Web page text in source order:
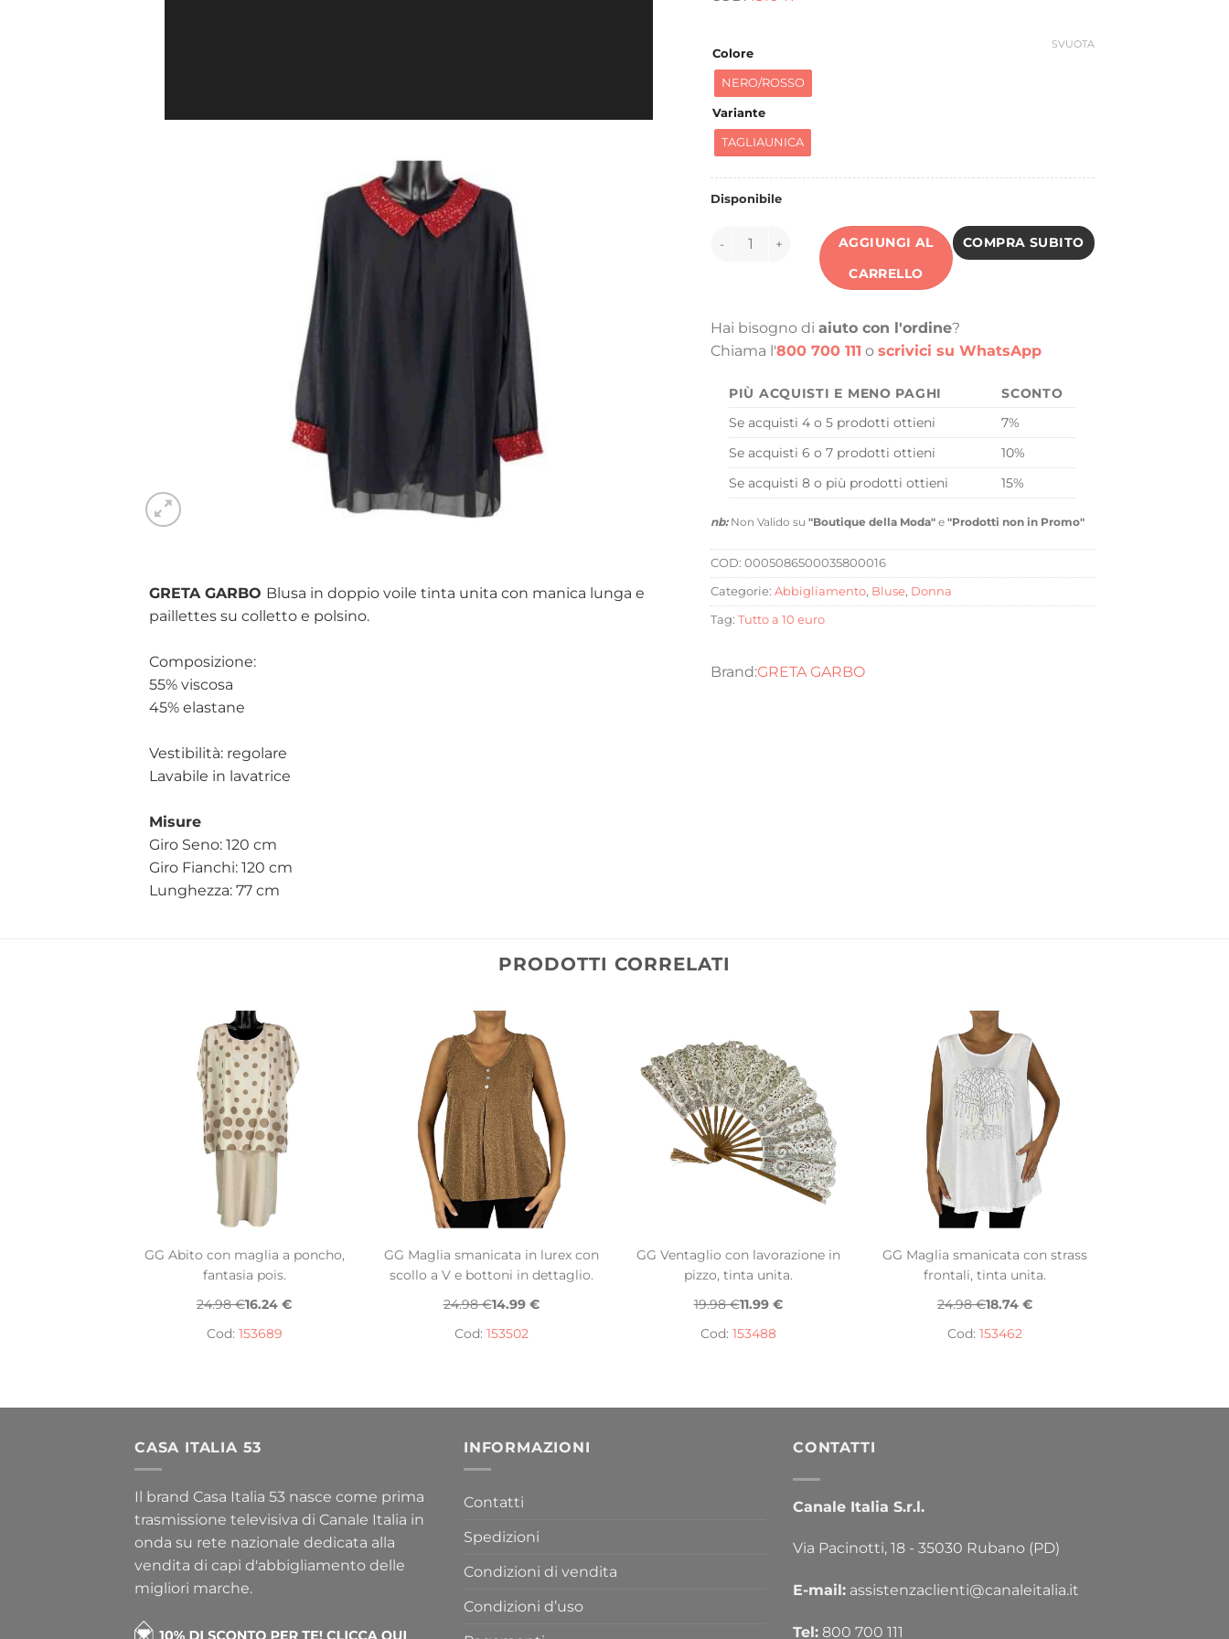
GRETA GARBO Blusa in doppio voile tinta unita con manica lunga e
paillettes su colletto e polsino.
Composizione:
55% viscosa
45% elastane
Vestibilità: regolare
Lavabile in lavatrice
Misure
Giro Seno: 120 cm
Giro Fianchi: 120 cm
Lunghezza: 77 cm
Colore
NERO/ROSSO
Variante
TAGLIAUNICA
SVUOTA
Disponibile
151041 quantità
AGGIUNGI AL
CARRELLO
COMPRA SUBITO
Hai bisogno di aiuto con l'ordine?
Chiama l'800 700 111 o scrivici su WhatsApp
PIÙ ACQUISTI E MENO PAGHI
SCONTO
Se acquisti 4 o 5 prodotti ottieni
7%
Se acquisti 6 o 7 prodotti ottieni
10%
Se acquisti 8 o più prodotti ottieni
15%
nb:Non Valido su "Boutique della Moda" e "Prodotti non in Promo"
COD: 0005086500035800016
Categorie: Abbigliamento, Bluse, Donna
Tag: Tutto a 10 euro
GRETA GARBO
PRODOTTI CORRELATI
GG Abito con maglia a poncho,
fantasia pois.
24.98 €16.24 €
Cod: 153689
GG Maglia smanicata in lurex con
scollo a V e bottoni in dettaglio.
24.98 €14.99 €
Cod: 153502
GG Ventaglio con lavorazione in
pizzo, tinta unita.
19.98 €11.99 €
Cod: 153488
GG Maglia smanicata con strass
frontali, tinta unita.
24.98 €18.74 €
Cod: 153462
CASA ITALIA 53
Il brand Casa Italia 53 nasce come prima
trasmissione televisiva di Canale Italia in
onda su rete nazionale dedicata alla
vendita di capi d'abbigliamento delle
migliori marche.
INFORMAZIONI
Contatti
Spedizioni
Condizioni di vendita
Condizioni d’uso
CONTATTI
Canale Italia S.r.l.
Via Pacinotti, 18 - 35030 Rubano (PD)
E-mail: assistenzaclienti@canaleitalia.it
Tel: 800 700 111